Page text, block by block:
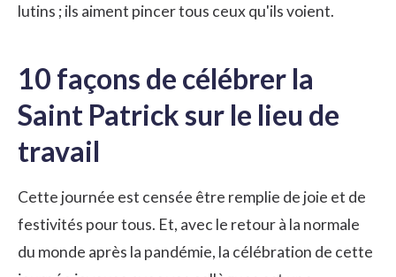
lutins ; ils aiment pincer tous ceux qu'ils voient.
10 façons de célébrer la
Saint Patrick sur le lieu de
travail
Cette journée est censée être remplie de joie et de
festivités pour tous. Et, avec le retour à la normale
du monde après la pandémie, la célébration de cette